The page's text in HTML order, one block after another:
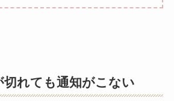
れても通知がこない